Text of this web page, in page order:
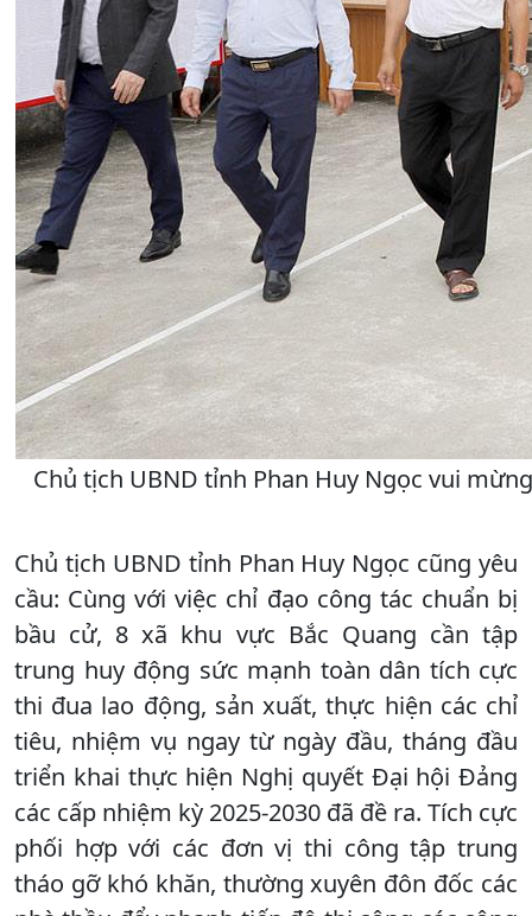
Chủ tịch UBND tỉnh Phan Huy Ngọc vui
Chủ tịch UBND tỉnh Phan Huy Ngọc cũng yêu
cầu: Cùng với việc chỉ đạo công tác chuẩn bị
bầu cử, 8 xã khu vực Bắc Quang cần tập
trung huy động sức mạnh toàn dân tích cực
thi đua lao động, sản xuất, thực hiện các chỉ
tiêu, nhiệm vụ ngay từ ngày đầu, tháng đầu
triển khai thực hiện Nghị quyết Đại hội Đảng
các cấp nhiệm kỳ 2025-2030 đã đề ra. Tích cực
phối hợp với các đơn vị thi công tập trung
tháo gỡ khó khăn, thường xuyên đôn đốc các